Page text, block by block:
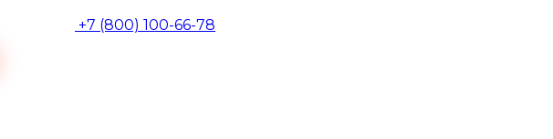
+7 (800) 100-66-78